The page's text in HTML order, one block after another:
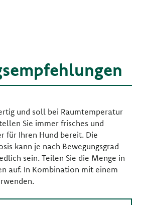
und soll bei Raumtemperatur
Sie immer frisches und
für Ihren Hund bereit. Die
kann je nach Bewegungsgrad
sein. Teilen Sie die Menge in
auf. In Kombination mit einem